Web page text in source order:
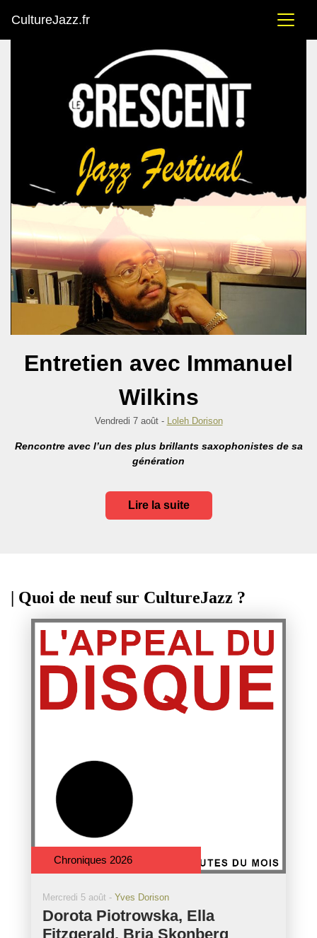
CultureJazz.fr
Entretien avec Immanuel
Wilkins
Vendredi 7 août - Loleh Dorison
Rencontre avec l’un des plus brillants saxophonistes de sa
génération
Lire la suite
| Quoi de neuf sur CultureJazz ?
Chroniques 2026
Mercredi 5 août - Yves Dorison
Dorota Piotrowska, Ella
Fitzgerald, Bria Skonberg